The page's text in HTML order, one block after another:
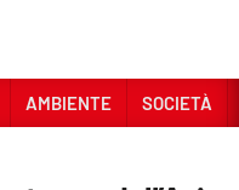
AMBIENTE SOCIETÀ